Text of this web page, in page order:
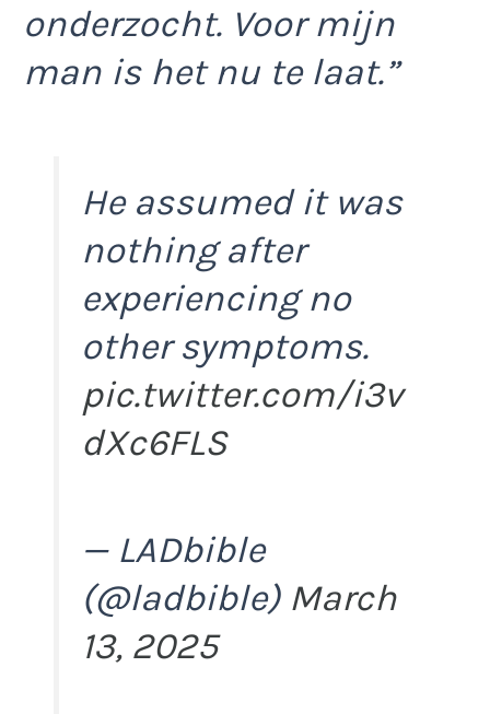
onderzocht. Voor mijn
man is het nu te laat.”
He assumed it was
nothing after
experiencing no
other symptoms.
pic.twitter.com/i3v
dXc6FLS
— LADbible
(@ladbible) March
13, 2025